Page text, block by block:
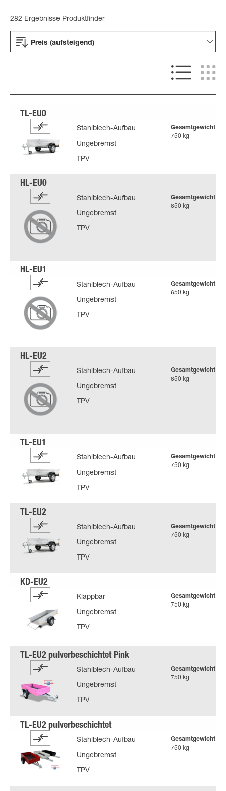
282 Ergebnisse Produktfinder
Preis (aufsteigend)
Stahlblech-Aufbau
Ungebremst
TPV
Gesamtgewicht
750 kg
Stahlblech-Aufbau
Ungebremst
TPV
Gesamtgewicht
650 kg
Stahlblech-Aufbau
Ungebremst
TPV
Gesamtgewicht
650 kg
Stahlblech-Aufbau
Ungebremst
TPV
Gesamtgewicht
650 kg
Stahlblech-Aufbau
Ungebremst
TPV
Gesamtgewicht
750 kg
Stahlblech-Aufbau
Ungebremst
TPV
Gesamtgewicht
750 kg
Klappbar
Ungebremst
TPV
Gesamtgewicht
750 kg
Stahlblech-Aufbau
Ungebremst
TPV
Gesamtgewicht
750 kg
Stahlblech-Aufbau
Ungebremst
TPV
Gesamtgewicht
750 kg